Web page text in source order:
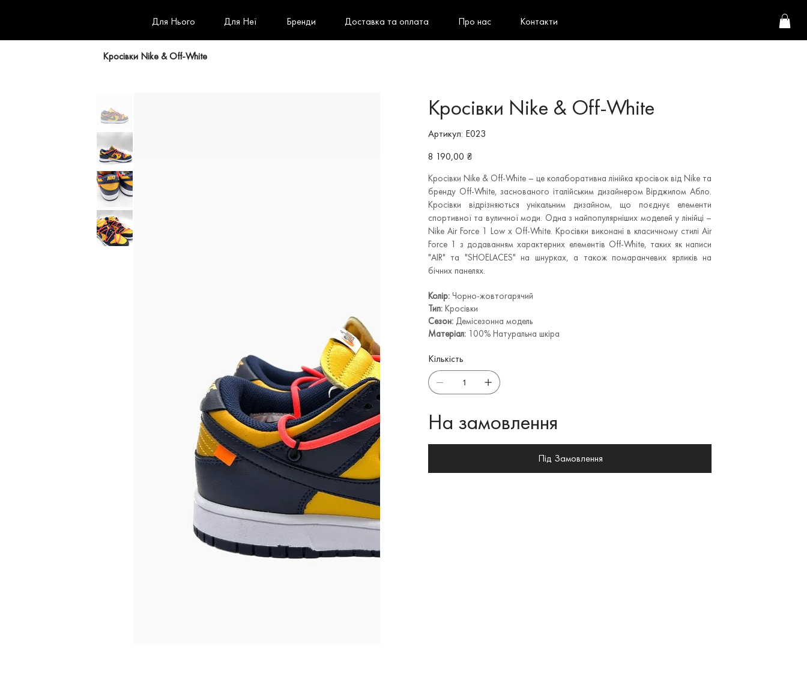
Для Нього Для Неї Бренди Доставка та оплата Про нас Контакти
Кросівки Nike & Off-White
Кросівки Nike & Off-White
Артикул: Артикул
E023
E023
Ціна
8 190,00 ₴
Кросівки Nike & Off-White – це колаборативна лінійка кросівок від Nike та
бренду Off-White, заснованого італійським дизайнером Вірджилом Абло.
Кросівки відрізняються унікальним дизайном, що поєднує елементи
спортивної та вуличної моди. Одна з найпопулярніших моделей у лінійці –
Nike Air Force 1 Low x Off-White. Кросівки виконані в класичному стилі Air
Force 1 з додаванням характерних елементів Off-White, таких як написи
"AIR" та "SHOELACES" на шнурках, а також помаранчевих ярликів на
бічних панелях.
Колір: Чорно-жовтогарячий
Тип: Кросівки
Сезон: Демісезонна модель
Матеріал: 100% Натуральна шкіра
Кількість
На замовлення
Під Замовлення